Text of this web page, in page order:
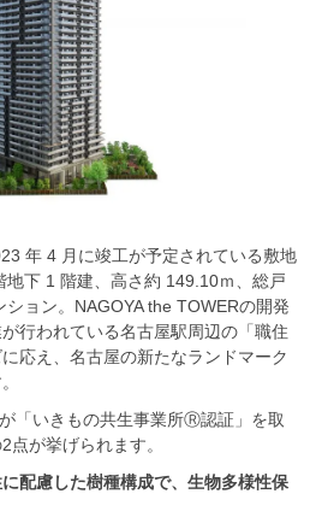
年 4 月に竣工が予定されている敷地
下 1 階建、高さ約 149.10ｍ、総戸
ョン。NAGOYA the TOWERの開発
行われている名古屋駅周辺の「職住
応え、名古屋の新たなランドマーク
「いきもの共生事業所Ⓡ認証」を取
が挙げられます。
配慮した樹種構成で、生物多様性保